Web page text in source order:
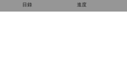
目錄 進度